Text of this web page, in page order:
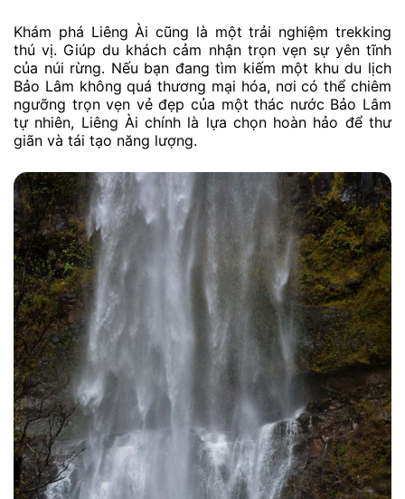
Khám phá Liêng Ài cũng là một trải nghiệm trekking
thú vị. Giúp du khách cảm nhận trọn vẹn sự yên tĩnh
của núi rừng. Nếu bạn đang tìm kiếm một khu du lịch
Bảo Lâm không quá thương mại hóa, nơi có thể chiêm
ngưỡng trọn vẹn vẻ đẹp của một thác nước Bảo Lâm
tự nhiên, Liêng Ài chính là lựa chọn hoàn hảo để thư
giãn và tái tạo năng lượng.